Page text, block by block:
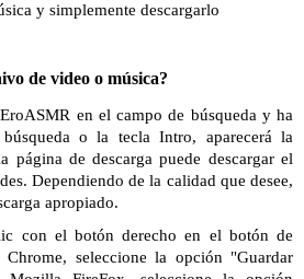
y simplemente descargarlo
de video o música?
en el campo de búsqueda y ha
o la tecla Intro, aparecerá la
página de descarga puede descargar el
Dependiendo de la calidad que desee,
apropiado.
con el botón derecho en el botón de
Chrome, seleccione la opción "Guardar